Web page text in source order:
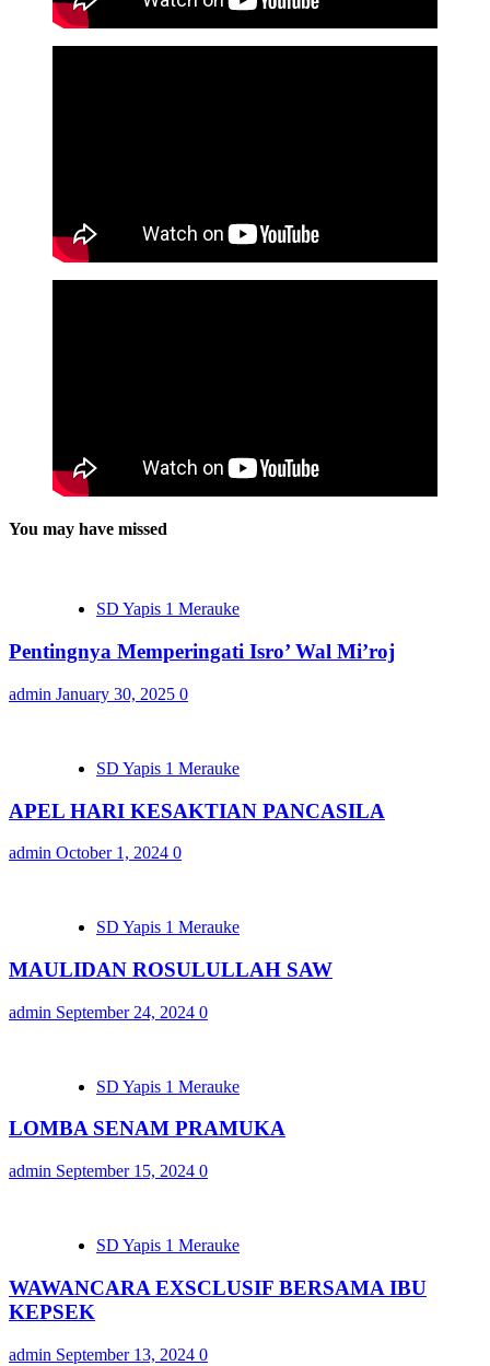
You may have missed
SD Yapis 1 Merauke
Pentingnya Memperingati Isro’ Wal Mi’roj
admin January 30, 2025 0
SD Yapis 1 Merauke
APEL HARI KESAKTIAN PANCASILA
admin October 1, 2024 0
SD Yapis 1 Merauke
MAULIDAN ROSULULLAH SAW
admin September 24, 2024 0
SD Yapis 1 Merauke
LOMBA SENAM PRAMUKA
admin September 15, 2024 0
SD Yapis 1 Merauke
WAWANCARA EXSCLUSIF BERSAMA IBU
KEPSEK
admin September 13, 2024 0